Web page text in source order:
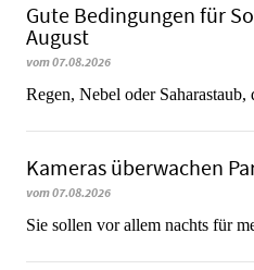
Gute Bedingungen für
August
vom 07.08.2026
Regen, Nebel oder
Kameras überwachen
vom 07.08.2026
Sie sollen vor allem nachts für